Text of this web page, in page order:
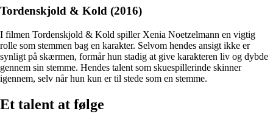
Tordenskjold & Kold (2016)
I filmen Tordenskjold & Kold spiller Xenia Noetzelmann en vigtig
rolle som stemmen bag en karakter. Selvom hendes ansigt ikke er
synligt på skærmen, formår hun stadig at give karakteren liv og dybde
gennem sin stemme. Hendes talent som skuespillerinde skinner
igennem, selv når hun kun er til stede som en stemme.
Et talent at følge